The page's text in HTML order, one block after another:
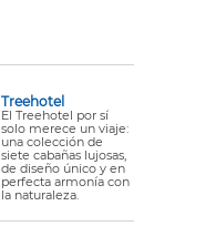
Treehotel
El Treehotel por sí
solo merece un viaje:
una colección de
siete cabañas lujosas,
de diseño único y en
perfecta armonía con
la naturaleza.